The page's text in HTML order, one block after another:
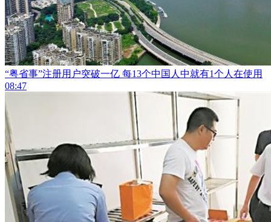
“粤省事”注册用户突破一亿 每13个中国人中就有1个人在使用
08:47